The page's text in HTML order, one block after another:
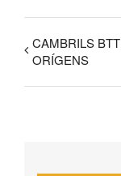
CAMBRILS BTT
ORÍGENS